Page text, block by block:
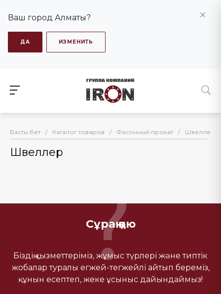
Ваш город Алматы?
ДА ИЗМЕНИТЬ
Басты бет / Каталог товаров / Фасонный прокат / Швеллер
Швеллер
Сұрақ қою
Біздің қызметтеріміз, жұмыс түрлері және типтік
жобалар туралы егжей-тегжейлі айтып береміз,
құнын есептеп, жеке ұсыныс дайындаймыз!